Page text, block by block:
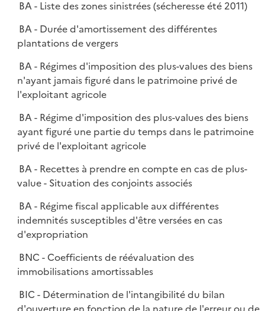
BA - Liste des zones sinistrées (sécheresse été 2011)
BA - Durée d'amortissement des différentes
plantations de vergers
BA - Régimes d'imposition des plus-values des biens
n'ayant jamais figuré dans le patrimoine privé de
l'exploitant agricole
BA - Régime d'imposition des plus-values des biens
ayant figuré une partie du temps dans le patrimoine
privé de l'exploitant agricole
BA - Recettes à prendre en compte en cas de plus-
value - Situation des conjoints associés
BA - Régime fiscal applicable aux différentes
indemnités susceptibles d'être versées en cas
d'expropriation
BNC - Coefficients de réévaluation des
immobilisations amortissables
BIC - Détermination de l'intangibilité du bilan